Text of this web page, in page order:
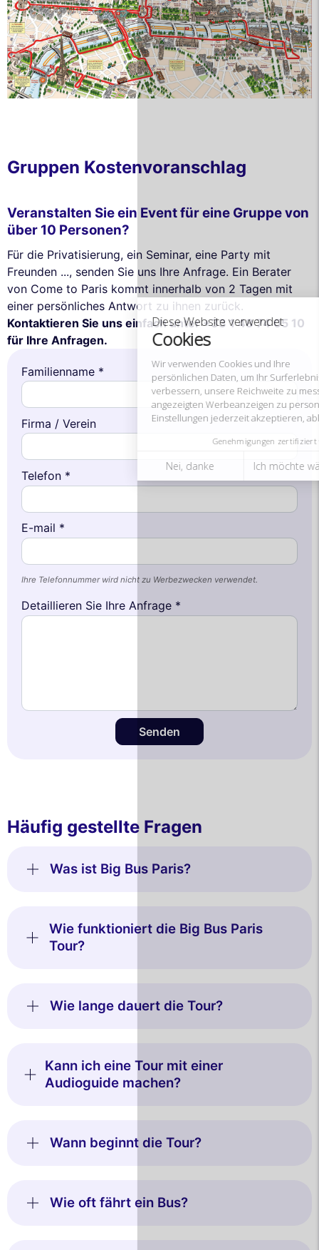
Diese Website verwendet
Cookies
Wir verwenden Cookies und Ihre
persönlichen Daten, um Ihr Surferlebnis zu
verbessern, unsere Reichweite zu messen und die Ihnen
angezeigten Werbeanzeigen zu personalisieren. Sie können Ihre
Einstellungen jederzeit akzeptieren, ablehnen oder anpassen.
Genehmigungen zertifiziert von
Nei, danke Ich möchte wählen Ich stimme zu
Gruppen Kostenvoranschlag
Veranstalten Sie ein Event für eine Gruppe von
über 10 Personen?
Für die Privatisierung, ein Seminar, eine Party mit
Freunden ..., senden Sie uns Ihre Anfrage. Ein Berater
von Come to Paris kommt innerhalb von 2 Tagen mit
einer persönliches Antwort zu ihnen zurück.
Kontaktieren Sie uns einfach unter +33 1 48 74 05 10
für Ihre Anfragen.
Familienname *
Firma / Verein
Telefon *
E-mail *
Ihre Telefonnummer wird nicht zu Werbezwecken verwendet.
Detaillieren Sie Ihre Anfrage *
Senden
Häufig gestellte Fragen
Was ist Big Bus Paris?
Wie funktioniert die Big Bus Paris
Tour?
Wie lange dauert die Tour?
Kann ich eine Tour mit einer
Audioguide machen?
Wann beginnt die Tour?
Wie oft fährt ein Bus?